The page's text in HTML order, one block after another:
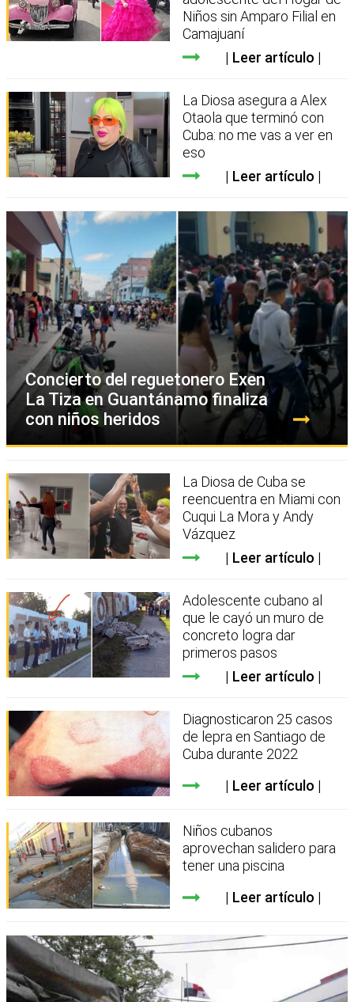
Niños sin Amparo Filial en
Camajuaní
Leer artículo
La Diosa asegura a Alex
Otaola que terminó con
Cuba: no me vas a ver en
eso
Leer artículo
Concierto del reguetonero Exen
La Tiza en Guantánamo finaliza
con niños heridos
La Diosa de Cuba se
reencuentra en Miami con
Cuqui La Mora y Andy
Vázquez
Leer artículo
Adolescente cubano al
que le cayó un muro de
concreto logra dar
primeros pasos
Leer artículo
Diagnosticaron 25 casos
de lepra en Santiago de
Cuba durante 2022
Leer artículo
Niños cubanos
aprovechan salidero para
tener una piscina
Leer artículo